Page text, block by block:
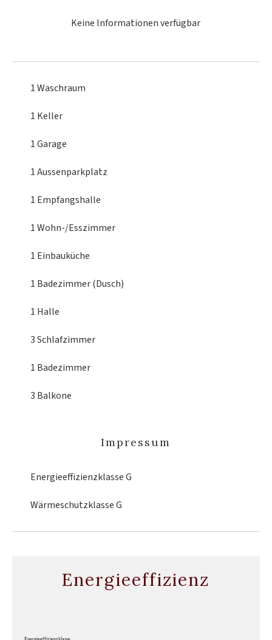
Keine Informationen verfügbar
1 Waschraum
1 Keller
1 Garage
1 Aussenparkplatz
1 Empfangshalle
1 Wohn-/Esszimmer
1 Einbauküche
1 Badezimmer (Dusch)
1 Halle
3 Schlafzimmer
1 Badezimmer
3 Balkone
Impressum
EnergieeffizienzklasseG
WärmeschutzklasseG
Energieeffizienz